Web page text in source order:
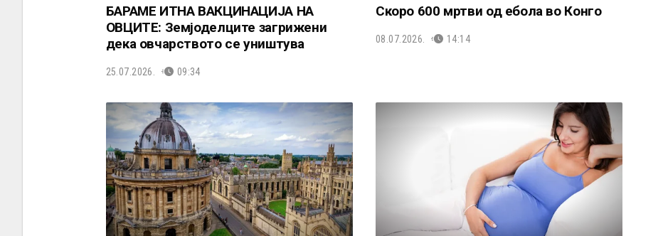
БАРАМЕ ИТНА ВАКЦИНАЦИЈА НА
ОВЦИТЕ: Земјоделците загрижени
дека овчарството се уништува
25.07.2026. 09:34
Скоро 600 мртви од ебола во Конго
08.07.2026. 14:14